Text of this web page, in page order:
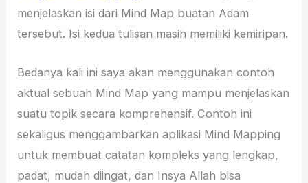
menjelaskan isi dari Mind Map buatan Adam
tersebut. Isi kedua tulisan masih memiliki kemiripan.
Bedanya kali ini saya akan menggunakan contoh
aktual sebuah Mind Map yang mampu menjelaskan
suatu topik secara komprehensif. Contoh ini
sekaligus menggambarkan aplikasi Mind Mapping
untuk membuat catatan kompleks yang lengkap,
padat, mudah diingat, dan Insya Allah bisa